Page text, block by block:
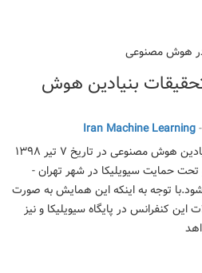
بنیادین هوش
Iran Machine Learning-
چهارمین کنگره ملی تحقیقات بنیادین هوش مصنوعی در تاریخ ۷ تیر ۱۳۹۸
تحت حمایت سیویلیکا در شهر تهران -
توجه به اینکه این همایش به صورت
این کنفرانس در پایگاه سیویلیکا و نیز